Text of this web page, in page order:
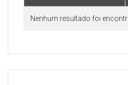
Nenhum resultado foi